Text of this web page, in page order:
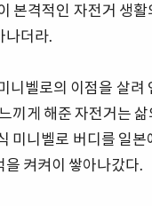
본격적인 자전거 생
나더라.
니벨로의 이점을 살
끼게 해준 자전거는
미니벨로 버디를 일
켜켜이 쌓아나갔다.